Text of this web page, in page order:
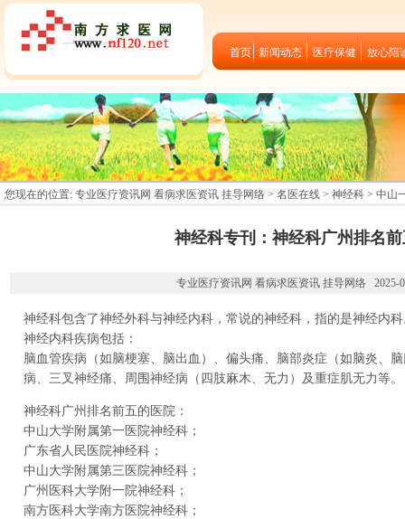
首页 新闻动态 医疗保健 放心陪
您现在的位置: 专业医疗资讯网 看病求医资讯 挂导网络 > 名医在线 > 神经科 > 中山
神经科专刊：神经科广州排名
专业医疗资讯网 看病求医资讯 挂导网络 2025-
神经科包含了神经外科与神经内科，常说的神经科，指的是神经内
神经内科疾病包括：
脑血管疾病（如脑梗塞、脑出血）、偏头痛、脑部炎症（如脑炎、
病、三叉神经痛、周围神经病（四肢麻木、无力）及重症肌无力等。
神经科广州排名前五的医院：
中山大学附属第一医院神经科；
广东省人民医院神经科；
中山大学附属第三医院神经科；
广州医科大学附一院神经科；
南方医科大学南方医院神经科；